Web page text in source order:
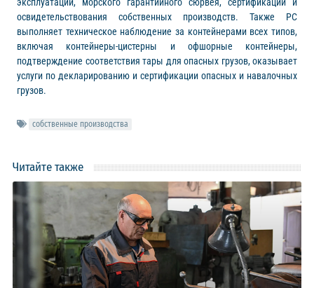
эксплуатации, морского гарантийного сюрвея, сертификации и
освидетельствования собственных производств. Также РС
выполняет техническое наблюдение за контейнерами всех типов,
включая контейнеры-цистерны и офшорные контейнеры,
подтверждение соответствия тары для опасных грузов, оказывает
услуги по декларированию и сертификации опасных и навалочных
грузов.
собственные производства
Читайте также